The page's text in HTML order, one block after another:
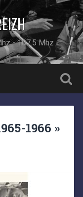
- 107.5 Mhz
1966 »